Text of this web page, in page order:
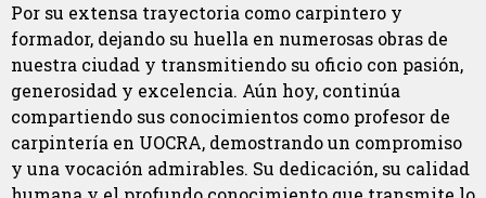
Por su extensa trayectoria como carpintero y
formador, dejando su huella en numerosas obras de
nuestra ciudad y transmitiendo su oficio con pasión,
generosidad y excelencia. Aún hoy, continúa
compartiendo sus conocimientos como profesor de
carpintería en UOCRA, demostrando un compromiso
y una vocación admirables. Su dedicación, su calidad